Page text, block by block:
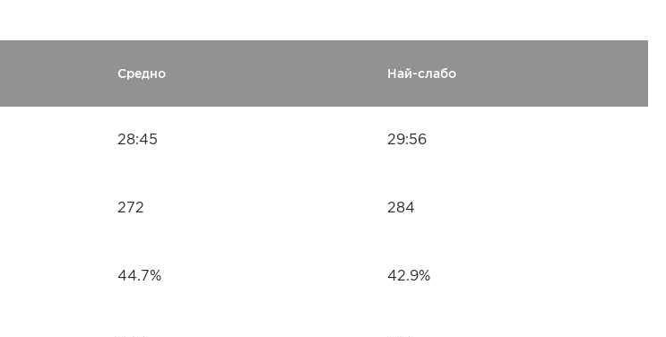
Средно Най-слабо
28:45 29:56
272 284
44.7% 42.9%